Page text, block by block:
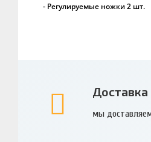
- Регулируемые ножки 2 шт.
Доставка
мы